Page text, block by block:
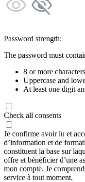
Password strength:
The password must
8 or more characters
Uppercase and
At least one digit
Check all consents
Je confirme avoir lu et
d’information et de
constituent la base sur
offre et bénéficier d’une
mon compte. Je
service à tout moment.